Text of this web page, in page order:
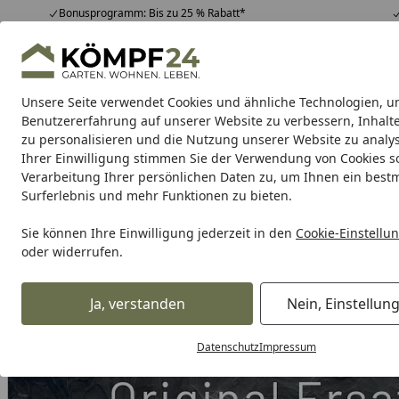
Unsere Seite verwendet Cookies und ähnliche Technologien,
Benutzererfahrung auf unserer Website zu verbessern,
zu personalisieren und die Nutzung unserer Website zu
Ihrer Einwilligung stimmen Sie der Verwendung von Cookies
Verarbeitung Ihrer persönlichen Daten zu, um Ihnen ein
Surferlebnis und mehr Funktionen zu bieten.
Sie können Ihre Einwilligung jederzeit in den Cookie-
oder widerrufen.
Ja, verstanden Nein,
DatenschutzImpressum
Bonusprogramm: Bis zu 25 % Rabatt*
Hotline07051 / 9 22 22
Mo-Fr. 8-16 Uhr 25.967 Bewertungen
Alle Produkte
Alle ProdukteHighlights Tipps & Tricks
Grill Gasgrill Holzkohlegrill Elektrogrill
Karibu Pools inkl.
Dein Traumpool im Sorglos-
Weber Ersatzteil TRAY GREASE MED EPM 22 DOM BB